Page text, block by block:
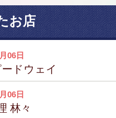
お店
06日
ドウェイ
06日
林々